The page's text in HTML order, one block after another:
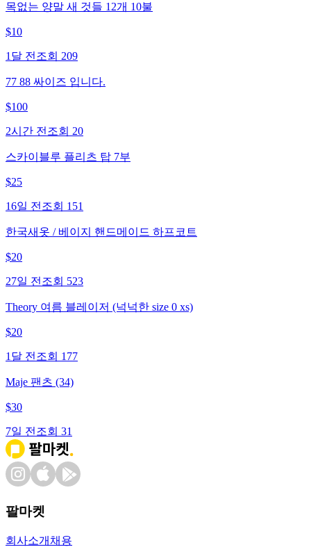
목없는 양말 새 것들 12개 10불
$10
1달 전 조회 209
77 88 싸이즈 입니다.
$100
2시간 전 조회 20
스카이블루 플리츠 탑 7부
$25
16일 전 조회 151
한국새옷 / 베이지 핸드메이드 하프코트
$20
27일 전 조회 523
Theory 여름 블레이저 (넉넉한 size 0 xs)
$20
1달 전 조회 177
Maje 팬츠 (34)
$30
7일 전 조회 31
팔마켓
회사소개 채용